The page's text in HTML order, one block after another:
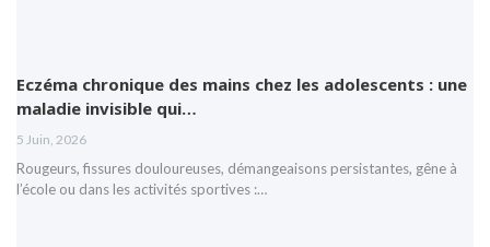
Eczéma chronique des mains chez les adolescents : une
maladie invisible qui…
5 Juin, 2026
Rougeurs, fissures douloureuses, démangeaisons persistantes, gêne à
l’école ou dans les activités sportives :…